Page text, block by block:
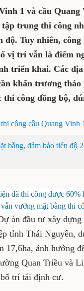
1 và cầu Quang
trung thi công
độ. Tuy nhiên,
vị trí vẫn là điểm
triển khai. Các
khẩn trương tháo
công đồng bộ,
công cầu Quang Vinh
bằng, đảm bảo tiến độ
đã thi công được
vướng mặt bằng thi
án đầu tư xây
tỉnh Thái Nguyên,
17,6ha, ảnh hưởng
Quan Triều và
trí tái định cư.